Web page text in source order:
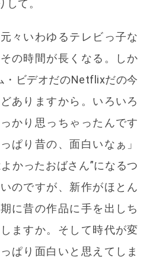
て。
々いわゆるテレビっ子な
の時間が長くなる。しか
・ビデオだのNetflixだの今
ありますから。いろいろ
かり思っちゃったんです
ぱり昔の、面白いなぁ」
かったおばさん”になるつ
のですが、新作がほとん
に昔の作品に手を出しち
ますか。そして時代が変
ぱり面白いと思えてしま